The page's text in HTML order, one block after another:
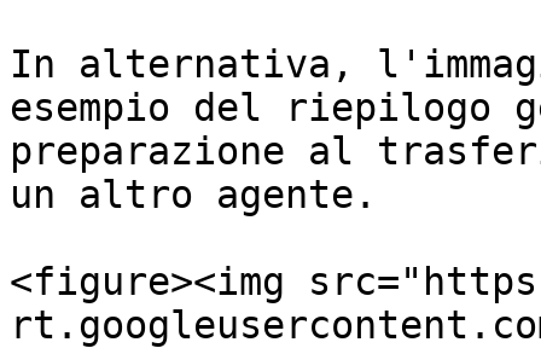
In alternativa,
esempio del riepilogo
preparazione al
un altro agente.
<figure><img
rt.googleusercontent.com/